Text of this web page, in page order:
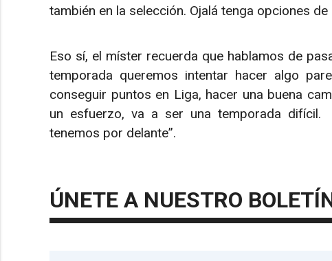
también en la selección. Ojalá tenga opciones de
Eso sí, el míster recuerda que hablamos de
temporada queremos intentar hacer algo
conseguir puntos en Liga, hacer una buena
un esfuerzo, va a ser una temporada
tenemos por delante”.
ÚNETE A NUESTRO